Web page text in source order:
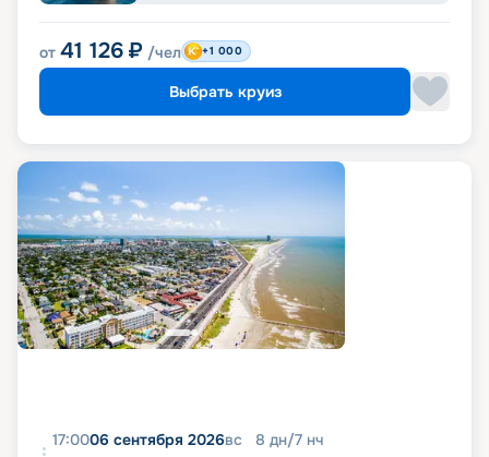
от 41 126 ₽ /чел +1 000
Выбрать круиз
17:0006 сентября 2026вс 8 дн/7 нч